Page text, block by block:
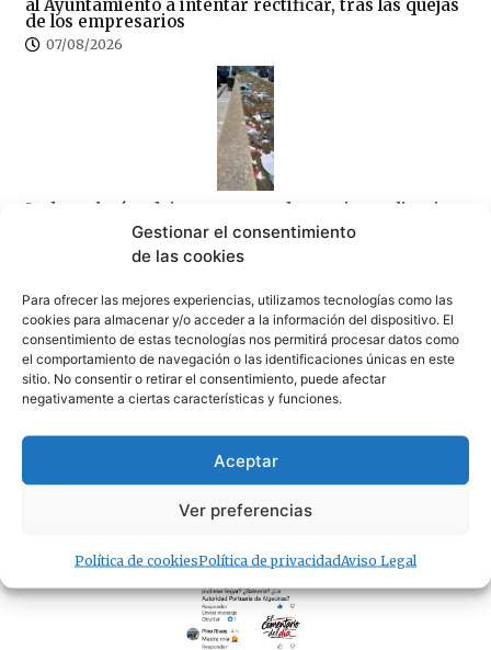
Gestionar el consentimiento
de las cookies
Para ofrecer las mejores experiencias, utilizamos tecnologías como las
cookies para almacenar y/o acceder a la información del dispositivo. El
consentimiento de estas tecnologías nos permitirá procesar datos como
el comportamiento de navegación o las identificaciones únicas en este
sitio. No consentir o retirar el consentimiento, puede afectar
negativamente a ciertas características y funciones.
Aceptar
Ver preferencias
Política de cookiesPolítica de privacidadAviso Legal
al Ayuntamiento a intentar rectificar, tras las quejas
de los empresarios
07/08/2026
La hostelería advierte, «antes de sancionar, limpien
· Lo + Leído
que no mantengan limpias sus terrazas